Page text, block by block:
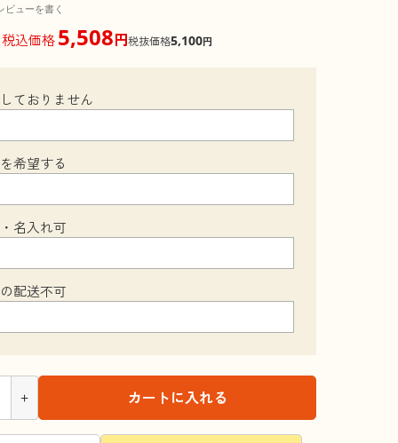
ビューを書く
税込価格 5,508円税抜価格5,100円
ておりません
希望する
名入れ可
配送不可
+ カートに入れる